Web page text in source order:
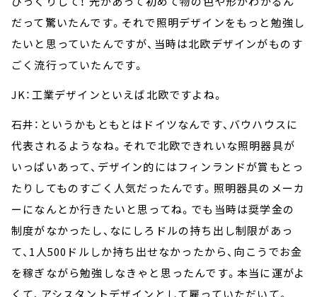
だって驚いたんです。それで照明デザインをもっと勉強し
たいと思っていたんですが、当時は北欧デザインがものす
ごく流行っていたんです。
JK：工業デザインといえば北欧ですよね。
石井：というかもともとはドイツなんです、バウハウスに
代表されるようなね。それで北欧できれいな照明器具が
いっぱいあって、デザイン的にはフィンランドが賞もとっ
たりしてものすごく人気だったんです。照明器具のメーカ
ーになんとか行きたいと思ってね。でも当時は奨学金の
制度がなかったし、なにしろドルの持ち出し制限があっ
て、1人500ドルしか持ち出せなかったから、向こうでお金
を稼ぎながら勉強しなきゃと思ったんです。本当に運がよ
くて、アシスタントデザインとして雇っていただいて。